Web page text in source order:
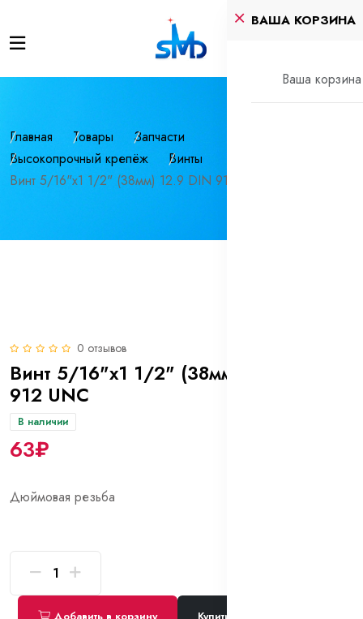
ВАША КОРЗИНА
Ваша корзина
Главная Товары
Запчасти
Высокопрочный крепёж
Винты
Винт 5/16"х1 1/2" (38мм) 12.9 DIN 912 UNC
0 отзывов
Винт 5/16"х1 1/2" (38мм) 12.9 DIN
912 UNC
В наличии
63₽
Дюймовая резьба